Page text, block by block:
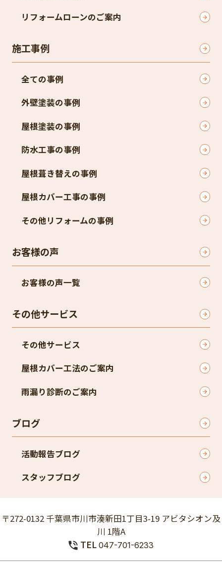
リフォームローンのご案内
施工事例
全ての事例
外壁塗装の事例
屋根塗装の事例
防水工事の事例
屋根葺き替えの事例
屋根カバー工事の事例
その他リフォームの事例
お客様の声
お客様の声一覧
その他サービス
その他サービス
屋根カバー工法のご案内
雨漏り診断のご案内
ブログ
活動報告ブログ
スタッフブログ
〒272-0132 千葉県市川市湊新田1丁目3-19 アビタシオン及
川 1階A
TEL 047-701-6233